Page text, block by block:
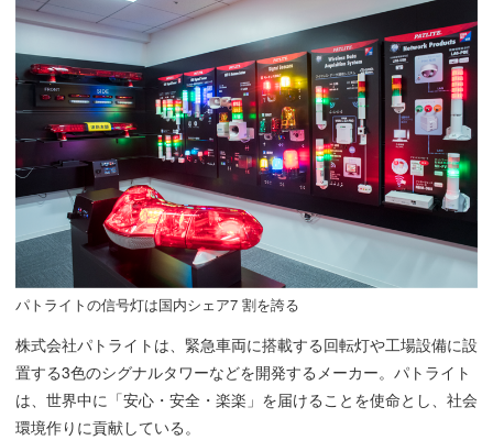
パトライトの信号灯は国内シェア7 割を誇る
株式会社パトライトは、緊急車両に搭載する回転灯や工場設備に設
置する3色のシグナルタワーなどを開発するメーカー。パトライト
は、世界中に「安心・安全・楽楽」を届けることを使命とし、社会
環境作りに貢献している。